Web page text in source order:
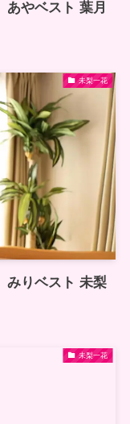
やベスト 葉月
未梨一花
みりベスト 未梨
未梨一花